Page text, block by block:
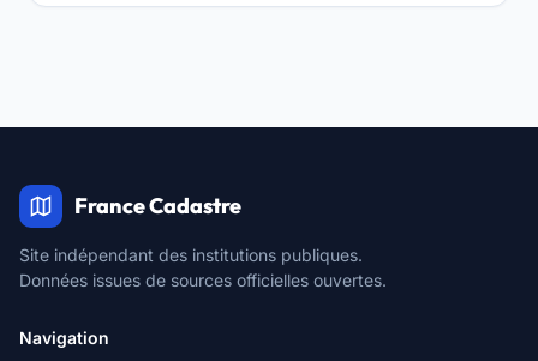
France Cadastre
Site indépendant des institutions publiques.
Données issues de sources officielles ouvertes.
Navigation